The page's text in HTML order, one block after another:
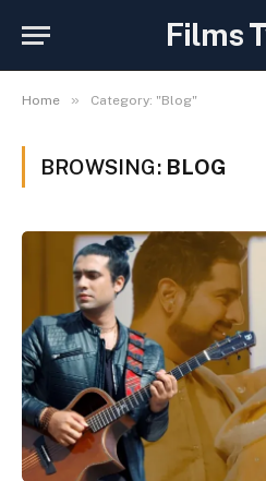
Films
Home » Category: "Blog"
BROWSING: BLOG